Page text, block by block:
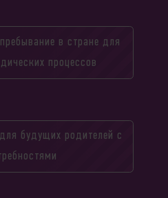
пребывание в стране для
процессов
будущих родителей с